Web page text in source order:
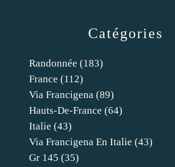
Catégories
Randonnée (183)
France (112)
Via Francigena (89)
Hauts-De-France (64)
Italie (43)
Via Francigena En Italie (43)
Gr 145 (35)